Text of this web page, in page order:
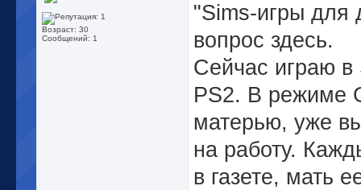
Возраст: 30
Сообщений: 1
"Sims-игры для
вопрос здесь.
Сейчас играю в
PS2. В режиме
матерью, уже
на работу.
в газете, мать